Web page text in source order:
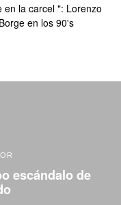
en la carcel ": Lorenzo
en los 90's
escándalo de